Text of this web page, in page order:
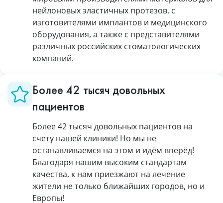
нейлоновых эластичных протезов, с
изготовителями имплантов и медицинского
оборудования, а также с представителями
различных российских стоматологических
компаний.
Более 42 тысяч довольных
пациентов
Более 42 тысяч довольных пациентов на
счету нашей клиники! Но мы не
останавливаемся на этом и идём вперёд!
Благодаря нашим высоким стандартам
качества, к нам приезжают на лечение
жители не только ближайших городов, но и
Европы!